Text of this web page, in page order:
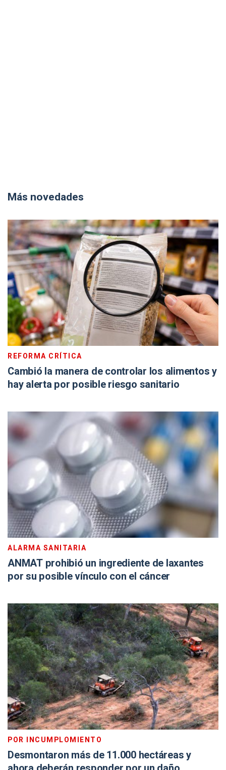
Más novedades
REFORMA CRÍTICA
Cambió la manera de controlar los alimentos y
hay alerta por posible riesgo sanitario
ALARMA SANITARIA
ANMAT prohibió un ingrediente de laxantes
por su posible vínculo con el cáncer
POR INCUMPLOMIENTO
Desmontaron más de 11.000 hectáreas y